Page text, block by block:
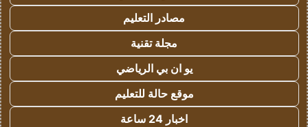
مصادر التعليم
مجلة تقنية
يو ان بي الرياضي
موقع حالة للتعليم
اخبار 24 ساعة